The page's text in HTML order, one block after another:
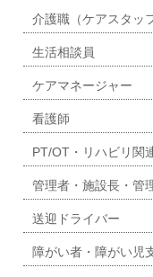
介護職（ケアスタッ
生活相談員
ケアマネージャー
看護師
PT/OT・リハビリ関
管理者・施設長・管
送迎ドライバー
障がい者・障がい児